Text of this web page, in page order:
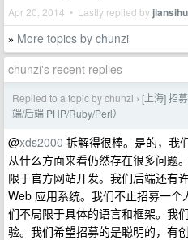
Apr 20, 2014 • Lastly replied by
» More topics by chunzi
chunzi's recent replies
Replied to a topic by chunzi › [上海] 招
端/后端 PHP/Ruby/Perl）
@xds2000 拆解得很棒。是的，我
从什么方面来看仍然存在很多问题
限于官方网站开发。我们后端还有
Web 应用系统。我们不止招募一
们不局限于具体的语言和框架。我
验。我们希望招募的是聪明的，有